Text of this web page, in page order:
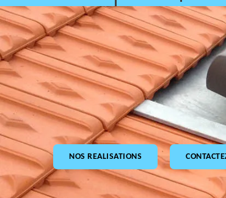
NOS REALISATIONS